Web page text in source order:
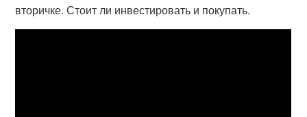
вторичке. Стоит ли инвестировать и покупать.